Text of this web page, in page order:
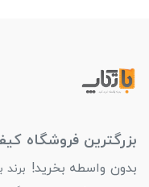
بزرگترین فروشگاه
بدون واسطه بخرید!